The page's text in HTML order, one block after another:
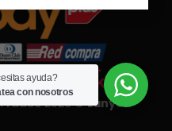
2026 ©Lanyon
ayuda?
con nosotros